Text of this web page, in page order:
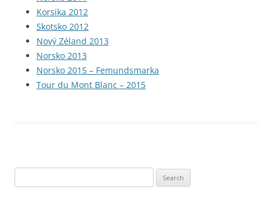
Korsika 2012
Skotsko 2012
Nový Zéland 2013
Norsko 2013
Norsko 2015 – Femundsmarka
Tour du Mont Blanc – 2015
for: